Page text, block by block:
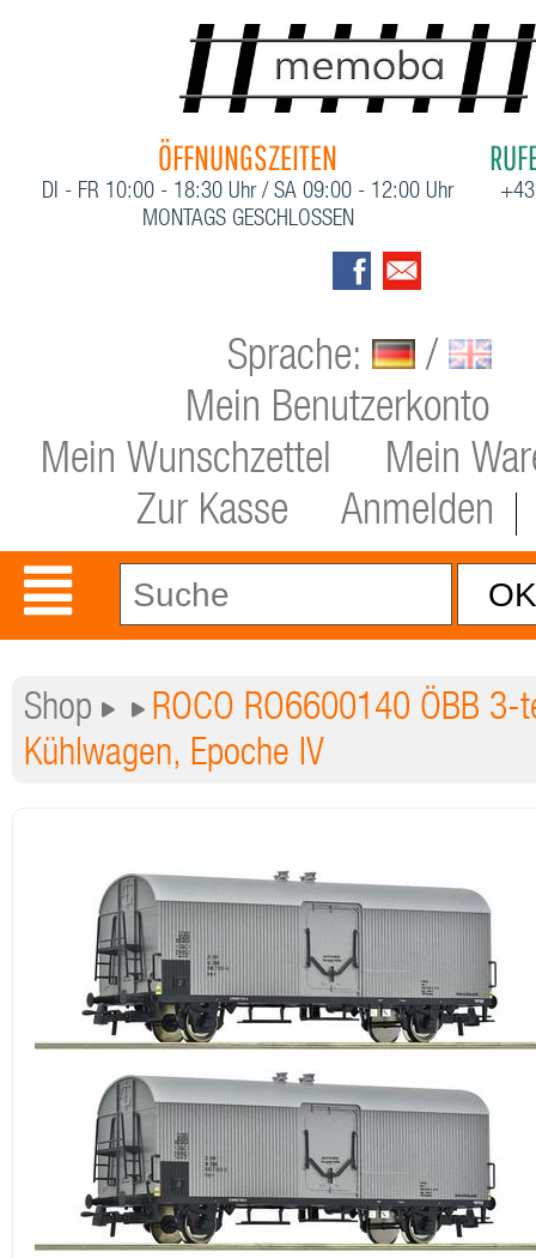
ÖFFNUNGSZEITEN
DI - FR 10:00 - 18:30 Uhr / SA 09:00 - 12:00 Uhr
MONTAGS GESCHLOSSEN
Sprache:
/
Mein Benutzerkonto
Mein Wunschzettel
Mein
Zur Kasse
Anmelden
Shop
ROCO RO6600140 ÖBB 3-
Kühlwagen, Epoche IV